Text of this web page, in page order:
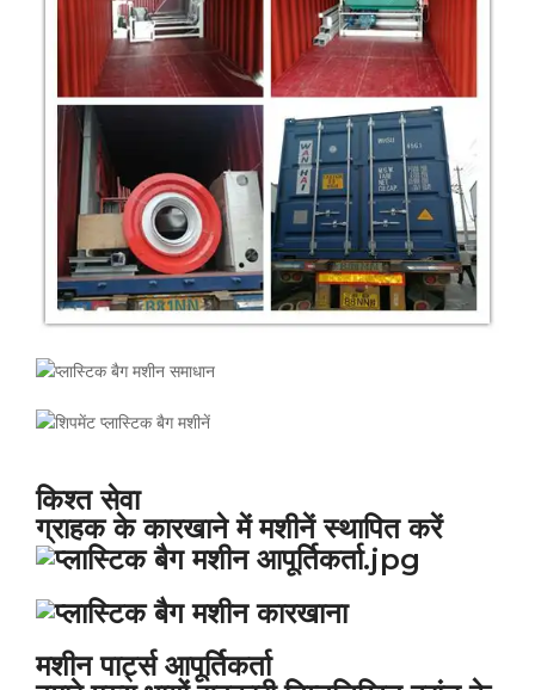
किश्त सेवा
ग्राहक के कारखाने में मशीनें स्थापित करें
मशीन पार्ट्स आपूर्तिकर्ता